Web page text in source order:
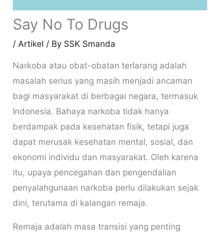
Say No To Drugs
/Artikel / By SSK Smanda
Narkoba atau obat-obatan terlarang adalah
masalah serius yang masih menjadi ancaman
bagi masyarakat di berbagai negara, termasuk
Indonesia. Bahaya narkoba tidak hanya
berdampak pada kesehatan fisik, tetapi juga
dapat merusak kesehatan mental, sosial, dan
ekonomi individu dan masyarakat. Oleh karena
itu, upaya pencegahan dan pengendalian
penyalahgunaan narkoba perlu dilakukan sejak
dini, terutama di kalangan remaja.
Remaja adalah masa transisi yang penting